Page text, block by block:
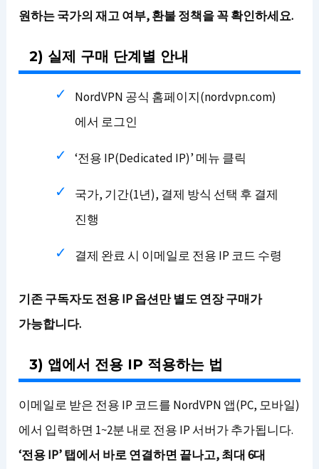
원하는 국가의 재고 여부, 환불 정책을 꼭 확인하세요.
2) 실제 구매 단계별 안내
NordVPN 공식 홈페이지(nordvpn.com)
에서 로그인
‘전용 IP(Dedicated IP)’ 메뉴 클릭
국가, 기간(1년), 결제 방식 선택 후 결제
진행
결제 완료 시 이메일로 전용 IP 코드 수령
기존 구독자도 전용 IP 옵션만 별도 연장 구매가
가능합니다.
3) 앱에서 전용 IP 적용하는 법
이메일로 받은 전용 IP 코드를 NordVPN 앱(PC, 모바일)
에서 입력하면 1~2분 내로 전용 IP 서버가 추가됩니다.
‘전용 IP’ 탭에서 바로 연결하면 끝나고, 최대 6대